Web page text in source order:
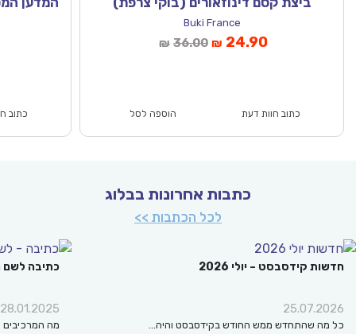
Buki France
₪ 36.00המחיר
₪ 24.90המחיר
כתוב חוות דעת הוספה לסל כתוב
כתבות אחרונות בבלוג
לכל הכתבות >>
חדשות קידסבסט – יולי 2026
25.07.2026
כל מה שהתחדש ממש החודש בקידסבסט והיה…
כתיבה לשם
28.01.2025
מה